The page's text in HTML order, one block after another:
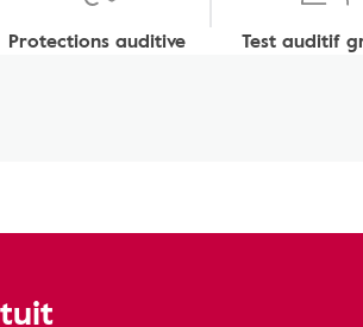
Protections auditive Test auditif